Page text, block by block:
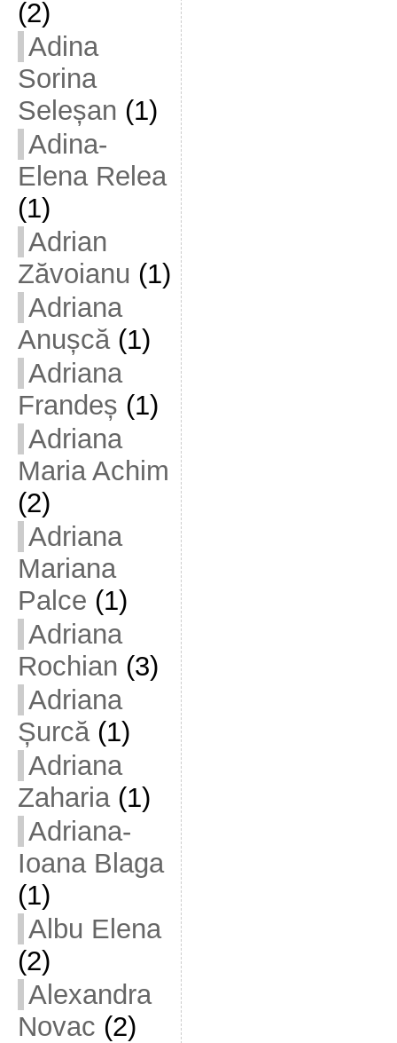
(2)
Adina
Sorina
Seleșan (1)
Adina-
Elena Relea
(1)
Adrian
Zăvoianu (1)
Adriana
Anușcă(1)
Adriana
Frandeș (1)
Adriana
Maria Achim
(2)
Adriana
Mariana
Palce (1)
Adriana
Rochian (3)
Adriana
Șurcă(1)
Adriana
Zaharia(1)
Adriana-
Ioana Blaga
(1)
Albu Elena
(2)
Alexandra
Novac (2)